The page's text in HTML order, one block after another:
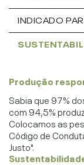
INDICADO
Produção
Sabia que 97%
com 94,5%
Colocamos as
Código de
Justo".